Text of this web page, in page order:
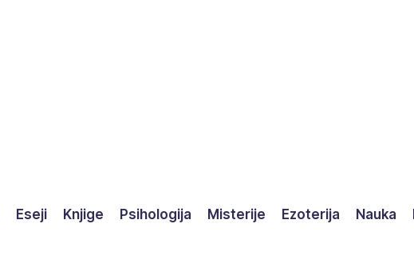
Eseji Knjige Psihologija Misterije Ezoterija Nauka